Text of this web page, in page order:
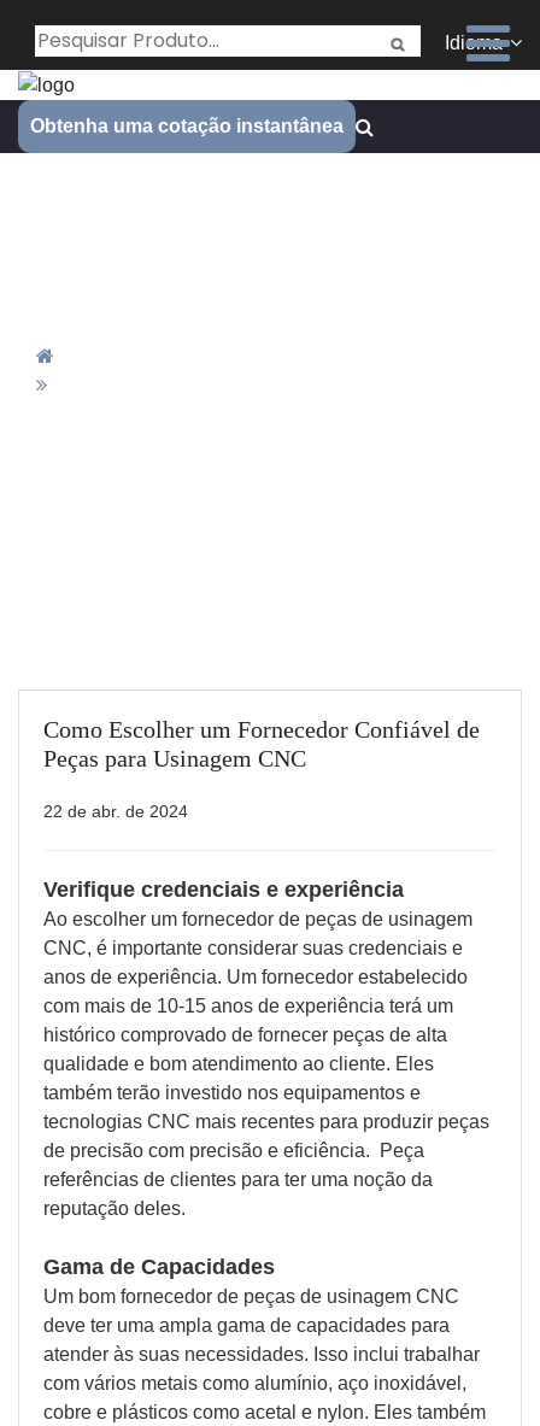
Idioma
Obtenha uma cotação instantânea
Como Escolher um Fornecedor Confiável de
Peças para Usinagem CNC
22 de abr. de 2024
Verifique credenciais e experiência
Ao escolher um fornecedor de peças de usinagem
CNC, é importante considerar suas credenciais e
anos de experiência. Um fornecedor estabelecido
com mais de 10-15 anos de experiência terá um
histórico comprovado de fornecer peças de alta
qualidade e bom atendimento ao cliente. Eles
também terão investido nos equipamentos e
tecnologias CNC mais recentes para produzir peças
de precisão com precisão e eficiência. Peça
referências de clientes para ter uma noção da
reputação deles.
Gama de Capacidades
Um bom fornecedor de peças de usinagem CNC
deve ter uma ampla gama de capacidades para
atender às suas necessidades. Isso inclui trabalhar
com vários metais como alumínio, aço inoxidável,
cobre e plásticos como acetal e nylon. Eles também